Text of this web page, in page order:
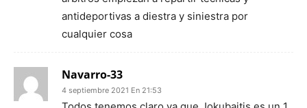
antideportivas a diestra y siniestra por
cualquier cosa
Navarro-33
4 septiembre 2021 En 21:53